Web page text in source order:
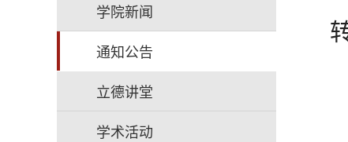
学院新闻
通知公告
立德讲堂
学术活动